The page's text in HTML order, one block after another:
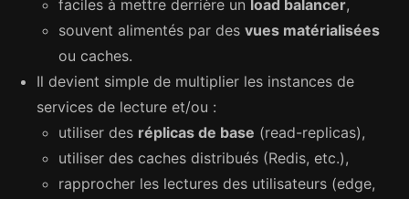
faciles à mettre derrière un load balancer,
souvent alimentés par des vues matérialisées
ou caches.
Il devient simple de multiplier les instances de
services de lecture et/ou :
utiliser des réplicas de base (read-replicas),
utiliser des caches distribués (Redis, etc.),
rapprocher les lectures des utilisateurs (edge,